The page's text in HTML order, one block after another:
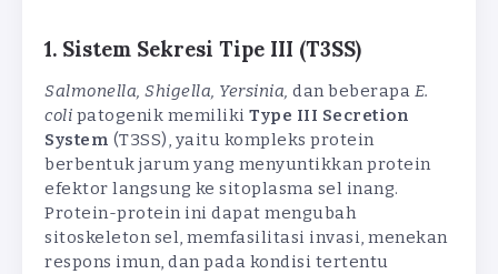
1. Sistem Sekresi Tipe III (T3SS)
Salmonella, Shigella, Yersinia, dan beberapa E.
coli patogenik memiliki Type III Secretion
System (T3SS), yaitu kompleks protein
berbentuk jarum yang menyuntikkan protein
efektor langsung ke sitoplasma sel inang.
Protein-protein ini dapat mengubah
sitoskeleton sel, memfasilitasi invasi, menekan
respons imun, dan pada kondisi tertentu